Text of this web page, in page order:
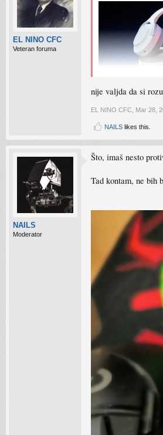
EL NINO CFC
Veteran foruma
nije valjda da si
EL NINO CFC Mar 28,
NAILS likes this.
NAILS
Moderator
Što, imaš nesto
Tad kontam, ne bih